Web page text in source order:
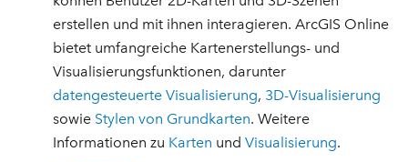
erstellen und mit ihnen interagieren. ArcGIS Online
bietet umfangreiche Kartenerstellungs- und
Visualisierungsfunktionen, darunter
datengesteuerte Visualisierung, 3D-Visualisierung
sowie Stylen von Grundkarten. Weitere
Informationen zu Karten undVisualisierung.